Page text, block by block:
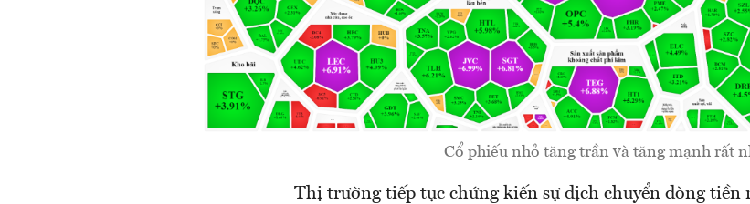
Cổ phiếu nhỏ tăng trần và tăng mạnh rất
Thị trường tiếp tục chứng kiến sự dịch chuyển dòng tiền